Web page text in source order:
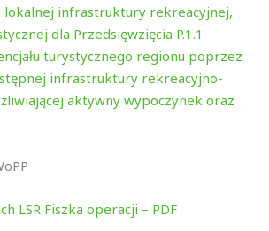
lokalnej infrastruktury rekreacyjnej,
dla Przedsięwzięcia P.1.1
turystycznego regionu poprzez
infrastruktury rekreacyjno-
aktywny wypoczynek oraz
LSR Fiszka operacji – PDF